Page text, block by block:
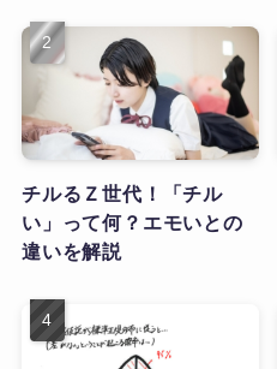
チルるＺ世代！「チル
い」って何？エモいとの
違いを解説